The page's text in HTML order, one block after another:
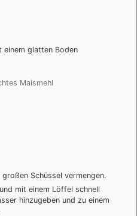
einem glatten Boden
Maismehl
Schüssel vermengen.
mit einem Löffel schnell
hinzugeben und zu einem